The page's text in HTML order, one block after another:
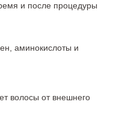
и после процедуры
аминокислоты и
волосы от внешнего